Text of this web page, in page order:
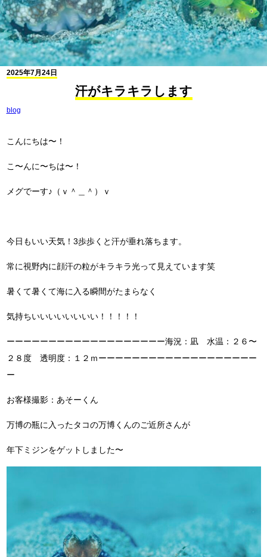
2025年7月24日
汗がキラキラします
blog
こんにちは〜！
こ〜んに〜ちは〜！
メグでーす♪（ｖ＾＿＾）ｖ
今日もいい天気！3歩歩くと汗が垂れ落ちます。
常に視野内に顔汗の粒がキラキラ光って見えています笑
暑くて暑くて海に入る瞬間がたまらなく
気持ちいいいいいいいい！！！！！
ーーーーーーーーーーーーーーーーーーー海況：凪 水温：２６〜
２８度 透明度：１２ｍーーーーーーーーーーーーーーーーーーー
ー
お客様撮影：あそーくん
万博の瓶に入ったタコの万博くんのご近所さんが
年下ミジンをゲットしました〜